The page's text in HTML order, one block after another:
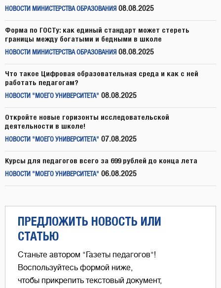
НОВОСТИ МИНИСТЕРСТВА ОБРАЗОВАНИЯ 08.08.2025
Форма по ГОСТу: как единый стандарт может стереть
границы между богатыми и бедными в школе
НОВОСТИ МИНИСТЕРСТВА ОБРАЗОВАНИЯ 08.08.2025
Что такое Цифровая образовательная среда и как с ней
работать педагогам?
НОВОСТИ "МОЕГО УНИВЕРСИТЕТА" 08.08.2025
Откройте новые горизонты исследовательской
деятельности в школе!
НОВОСТИ "МОЕГО УНИВЕРСИТЕТА" 07.08.2025
Курсы для педагогов всего за 699 рублей до конца лета
НОВОСТИ "МОЕГО УНИВЕРСИТЕТА" 06.08.2025
ПРЕДЛОЖИТЬ НОВОСТЬ ИЛИ
СТАТЬЮ
Станьте автором "Газеты педагогов"!
Воспользуйтесь формой ниже,
чтобы прикрепить текстовый документ,